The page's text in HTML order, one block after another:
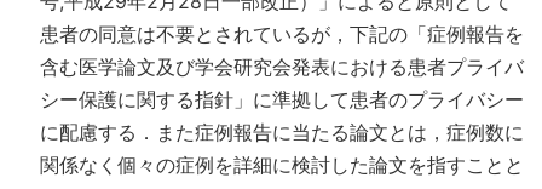
患者の同意は不要とされているが，下記の「症例報告を
含む医学論文及び学会研究会発表における患者プライバ
シー保護に関する指針」に準拠して患者のプライバシー
に配慮する．また症例報告に当たる論文とは，症例数に
関係なく個々の症例を詳細に検討した論文を指すことと